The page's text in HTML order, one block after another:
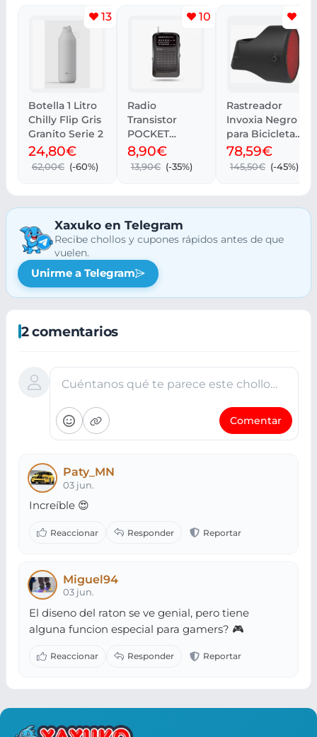
13
Botella 1 Litro
Chilly Flip Gris
Granito Serie 2
24,80€
62,00€ (-60%)
10
Radio
Transistor
POCKET
Energy Sistem
| Recogida
8,90€
13,90€ (-35%)
Rastreador
Invoxia Negro
para Bicicletas
GPS
78,59€
145,50€ (-45%)
Xaxuko en Telegram
Recibe chollos y cupones rápidos antes de que
vuelen.
Unirme a Telegram
2 comentarios
Cuéntanos qué te parece este chollo…
Comentar
Paty_MN
03 jun.
Increíble 😍
Miguel94
03 jun.
El diseno del raton se ve genial, pero tiene
alguna funcion especial para gamers? 🎮